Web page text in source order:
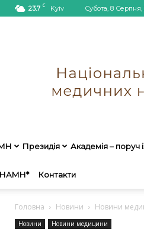
23.7 C Kyiv Субота, 8 Серпня,
Президія Академія – поруч
НАМН* Контакти
Головна Новини Новини
Новини Новини медицини